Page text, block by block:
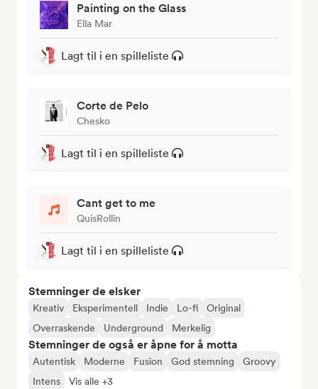
Painting on the Glass
Ella Mar
Lagt til i en spilleliste
Corte de Pelo
Chesko
Lagt til i en spilleliste
Cant get to me
QuisRollin
Lagt til i en spilleliste
Stemninger de elsker
Kreativ Eksperimentell Indie Lo-fi
Original
Overraskende
Underground Merkelig
Stemninger de også er åpne for å motta
Autentisk Moderne Fusion God stemning
Groovy
Intens
Vis alle +3